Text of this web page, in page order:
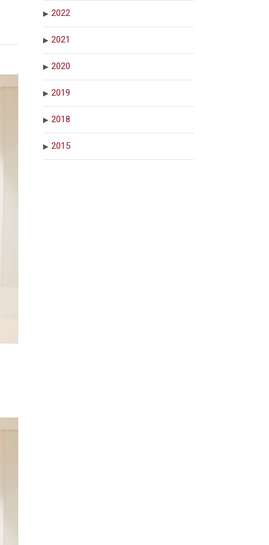
2022
2021
2020
2019
2018
2015